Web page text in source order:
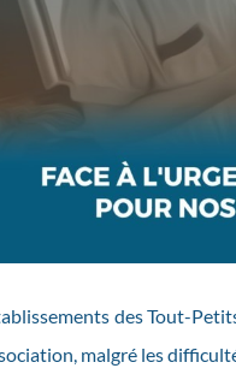
des Tout-
malgré les